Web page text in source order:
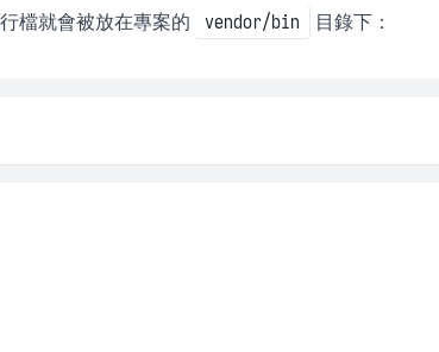
檔就會被放在專案的 vendor/bin 目錄下：